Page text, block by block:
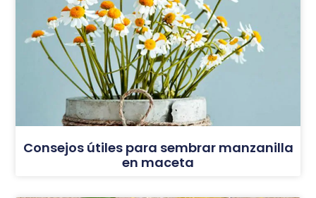
Consejos útiles para sembrar manzanilla
en maceta